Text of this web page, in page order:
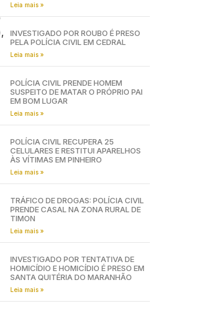
Leia mais »
INVESTIGADO POR ROUBO É PRESO
PELA POLÍCIA CIVIL EM CEDRAL
Leia mais »
POLÍCIA CIVIL PRENDE HOMEM
SUSPEITO DE MATAR O PRÓPRIO PAI
EM BOM LUGAR
Leia mais »
POLÍCIA CIVIL RECUPERA 25
CELULARES E RESTITUI APARELHOS
ÀS VÍTIMAS EM PINHEIRO
Leia mais »
TRÁFICO DE DROGAS: POLÍCIA CIVIL
PRENDE CASAL NA ZONA RURAL DE
TIMON
Leia mais »
INVESTIGADO POR TENTATIVA DE
HOMICÍDIO E HOMICÍDIO É PRESO EM
SANTA QUITÉRIA DO MARANHÃO
Leia mais »